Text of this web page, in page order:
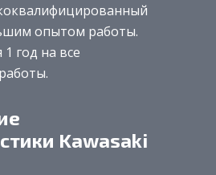
опытом работы.
1 год на все
Kawasaki